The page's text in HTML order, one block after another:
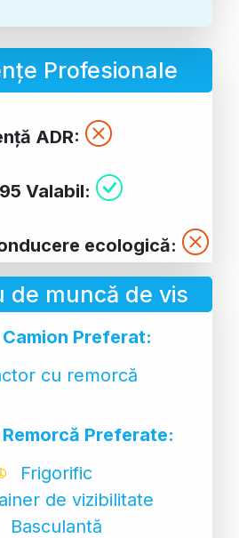
Profesionale
ADR:
Valabil:
ecologică:
de muncă de vis
Preferat:
cu remorcă
Preferate:
Frigorific
de vizibilitate
Basculantă